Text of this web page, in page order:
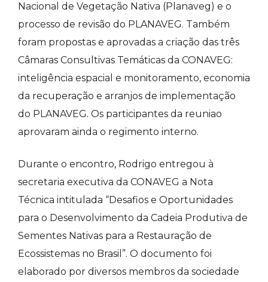
Nacional de Vegetação Nativa (Planaveg) e o
processo de revisão do PLANAVEG. Também
foram propostas e aprovadas a criação das três
Câmaras Consultivas Temáticas da CONAVEG:
inteligência espacial e monitoramento, economia
da recuperação e arranjos de implementação
do PLANAVEG. Os participantes da reuniao
aprovaram ainda o regimento interno.
Durante o encontro, Rodrigo entregou à
secretaria executiva da CONAVEG a Nota
Técnica intitulada “Desafios e Oportunidades
para o Desenvolvimento da Cadeia Produtiva de
Sementes Nativas para a Restauração de
Ecossistemas no Brasil”. O documento foi
elaborado por diversos membros da sociedade